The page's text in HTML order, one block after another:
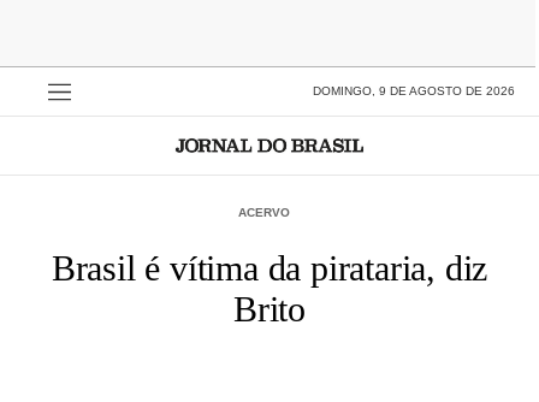
DOMINGO, 9 DE AGOSTO DE 2026
ACERVO
Brasil é vítima da pirataria, diz
Brito